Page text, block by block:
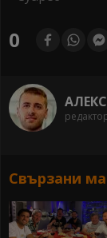
0
Свързани